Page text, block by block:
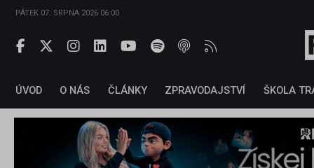
PÁTEK 07. SRPNA 2026 06:00
ÚVOD O NÁS ČLÁNKY ZPRAVODAJSTVÍ ŠKOLA